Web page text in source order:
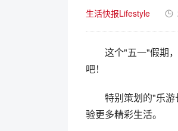
生活快报Lifestyle
这个"五一"假期
吧！
特别策划的"乐
验更多精彩生活。